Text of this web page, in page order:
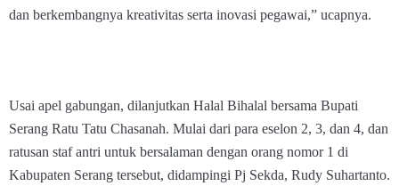
dan berkembangnya kreativitas serta inovasi pegawai,” ucapnya.
Usai apel gabungan, dilanjutkan Halal Bihalal bersama Bupati
Serang Ratu Tatu Chasanah. Mulai dari para eselon 2, 3, dan 4, dan
ratusan staf antri untuk bersalaman dengan orang nomor 1 di
Kabupaten Serang tersebut, didampingi Pj Sekda, Rudy Suhartanto.